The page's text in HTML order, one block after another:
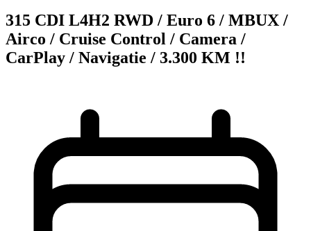
315 CDI L4H2 RWD / Euro 6 / MBUX /
Airco / Cruise Control / Camera /
CarPlay / Navigatie / 3.300 KM !!